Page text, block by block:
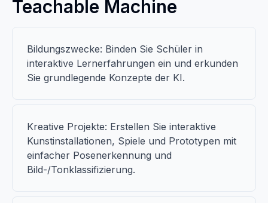
Teachable Machine
Bildungszwecke: Binden Sie Schüler in
interaktive Lernerfahrungen ein und erkunden
Sie grundlegende Konzepte der KI.
Kreative Projekte: Erstellen Sie interaktive
Kunstinstallationen, Spiele und Prototypen mit
einfacher Posenerkennung und
Bild-/Tonklassifizierung.